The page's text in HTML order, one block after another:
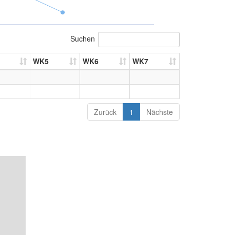
Suchen
WK5 WK6 WK7
Zurück 1 Nächste